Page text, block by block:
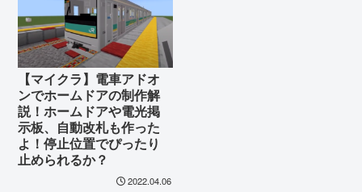
【マイクラ】電車アドオ
ンでホームドアの制作解
説！ホームドアや電光掲
示板、自動改札も作った
よ！停止位置でぴったり
止められるか？
2022.04.06